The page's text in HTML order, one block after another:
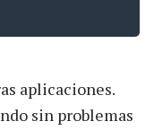
aplicaciones.
sin problemas